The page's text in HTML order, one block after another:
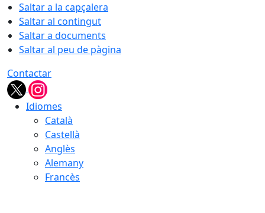
Saltar a la capçalera
Saltar al contingut
Saltar a documents
Saltar al peu de pàgina
Contactar
Idiomes
Català
Castellà
Anglès
Alemany
Francès